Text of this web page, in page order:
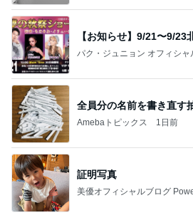
【お知らせ】9/21〜9/23
パク・ジュニョン オフィシ
全員分の名前を書き直す
Amebaトピックス 1日前
証明写真
美優オフィシャルブログ